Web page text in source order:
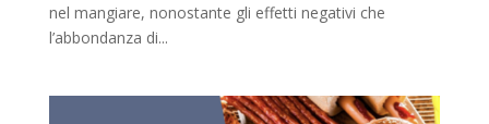
nel mangiare, nonostante gli effetti negativi che
l’abbondanza di...